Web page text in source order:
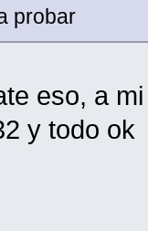
probar
eso, a
y todo ok